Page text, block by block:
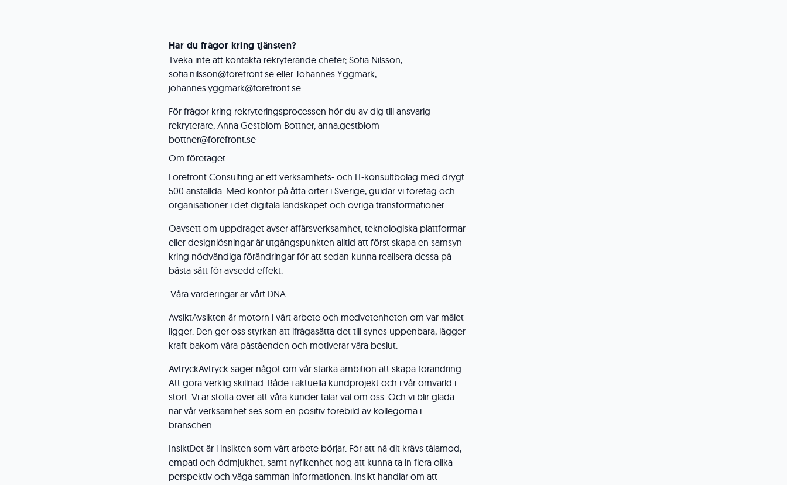
Har du frågor kring tjänsten?
Tveka inte att kontakta rekryterande chefer; Sofia Nilsson,
sofia.nilsson@forefront.se eller Johannes Yggmark,
johannes.yggmark@forefront.se.
För frågor kring rekryteringsprocessen hör du av dig till ansvarig
rekryterare, Anna Gestblom Bottner, anna.gestblom-
bottner@forefront.se
Om företaget
Forefront Consulting är ett verksamhets- och IT-konsultbolag med drygt
500 anställda. Med kontor på åtta orter i Sverige, guidar vi företag och
organisationer i det digitala landskapet och övriga transformationer.
Oavsett om uppdraget avser affärsverksamhet, teknologiska plattformar
eller designlösningar är utgångspunkten alltid att först skapa en samsyn
kring nödvändiga förändringar för att sedan kunna realisera dessa på
bästa sätt för avsedd effekt.
.Våra värderingar är vårt DNA
AvsiktAvsikten är motorn i vårt arbete och medvetenheten om var målet
ligger. Den ger oss styrkan att ifrågasätta det till synes uppenbara, lägger
kraft bakom våra påståenden och motiverar våra beslut.
AvtryckAvtryck säger något om vår starka ambition att skapa förändring.
Att göra verklig skillnad. Både i aktuella kundprojekt och i vår omvärld i
stort. Vi är stolta över att våra kunder talar väl om oss. Och vi blir glada
när vår verksamhet ses som en positiv förebild av kollegorna i
branschen.
InsiktDet är i insikten som vårt arbete börjar. För att nå dit krävs tålamod,
empati och ödmjukhet, samt nyfikenhet nog att kunna ta in flera olika
perspektiv och väga samman informationen. Insikt handlar om att